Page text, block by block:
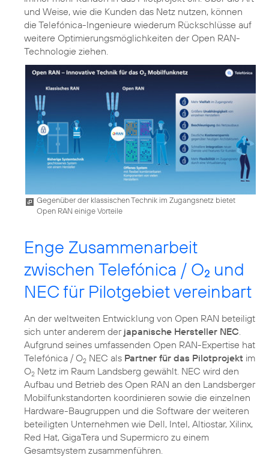
und Weise, wie die Kunden das Netz nutzen, können
die Telefónica-Ingenieure wiederum Rückschlüsse auf
weitere Optimierungsmöglichkeiten der Open RAN-
Gegenüber der klassischen Technik im Zugangsnetz bietet
Open RAN einige Vorteile
Enge Zusammenarbeit
zwischen Telefónica / O2 und
NEC für Pilotgebiet vereinbart
An der weltweiten Entwicklung von Open RAN beteiligt
sich unter anderem der japanische Hersteller NEC.
Aufgrund seines umfassenden Open RAN-Expertise hat
Telefónica / O2 NEC als Partner für das Pilotprojekt im
O2 Netz im Raum Landsberg gewählt. NEC wird den
Aufbau und Betrieb des Open RAN an den Landsberger
Mobilfunkstandorten koordinieren sowie die einzelnen
Hardware-Baugruppen und die Software der weiteren
beteiligten Unternehmen wie Dell, Intel, Altiostar, Xilinx,
Red Hat, GigaTera und Supermicro zu einem
Gesamtsystem zusammenführen.